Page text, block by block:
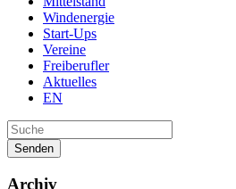
Windenergie
Start-Ups
Vereine
Freiberufler
Aktuelles
EN
Senden
Archiv